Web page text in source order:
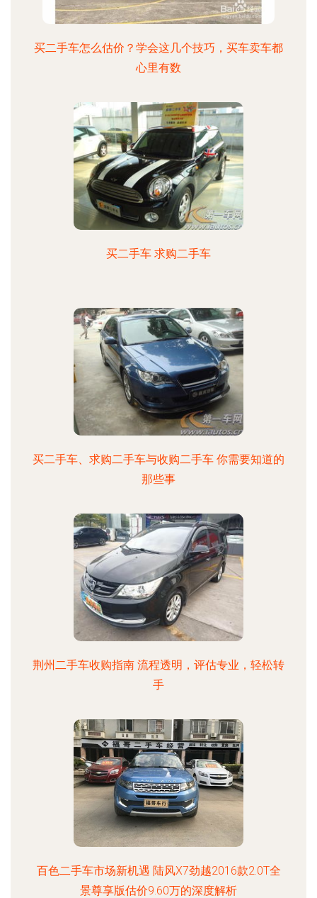
买二手车怎么估价？学会这几个技巧，买车卖车都
心里有数
买二手车 求购二手车
买二手车、求购二手车与收购二手车 你需要知道的
那些事
荆州二手车收购指南 流程透明，评估专业，轻松转
手
百色二手车市场新机遇 陆风X7劲越2016款2.0T全
景尊享版估价9.60万的深度解析